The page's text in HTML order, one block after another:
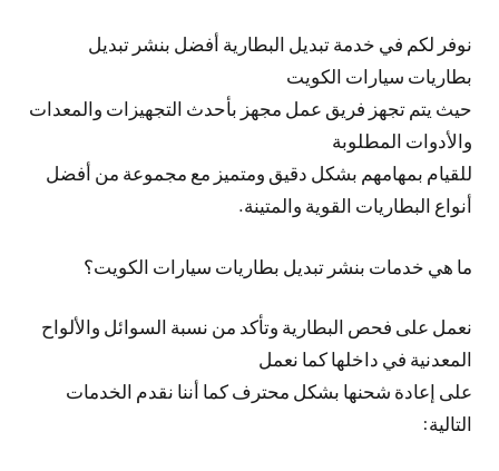
نوفر لكم في خدمة تبديل البطارية أفضل بنشر تبديل
بطاريات سيارات الكويت
حيث يتم تجهز فريق عمل مجهز بأحدث التجهيزات والمعدات
والأدوات المطلوبة
للقيام بمهامهم بشكل دقيق ومتميز مع مجموعة من أفضل
أنواع البطاريات القوية والمتينة.
ما هي خدمات بنشر تبديل بطاريات سيارات الكويت؟
نعمل على فحص البطارية وتأكد من نسبة السوائل والألواح
المعدنية في داخلها كما نعمل
على إعادة شحنها بشكل محترف كما أننا نقدم الخدمات
التالية: